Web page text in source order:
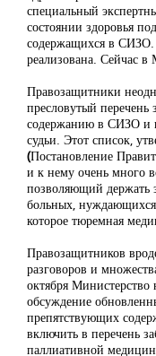
специальный
состоянии здоровья
содержащихся в СИЗО.
реализована. Сейчас в
Правозащитники
пресловутый
содержанию в СИЗО и
судьи. Этот список,
(Постановление
и к нему очень много
позволяющий держать
больных,
которое тюремная
Правозащитников
разговоров и
октября
обсуждение
препятствующих
включить в перечень
паллиативной